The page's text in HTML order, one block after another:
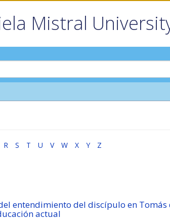
Mistral
R S T U V W X Y
Z
entendimiento del discípulo en Tomás
actual